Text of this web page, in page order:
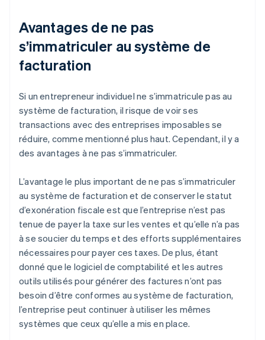
Avantages de ne pas
s’immatriculer au système de
facturation
Si un entrepreneur individuel ne s’immatricule pas au
système de facturation, il risque de voir ses
transactions avec des entreprises imposables se
réduire, comme mentionné plus haut. Cependant, il y a
des avantages à ne pas s’immatriculer.
L’avantage le plus important de ne pas s’immatriculer
au système de facturation et de conserver le statut
d’exonération fiscale est que l’entreprise n’est pas
tenue de payer la taxe sur les ventes et qu’elle n’a pas
à se soucier du temps et des efforts supplémentaires
nécessaires pour payer ces taxes. De plus, étant
donné que le logiciel de comptabilité et les autres
outils utilisés pour générer des factures n’ont pas
besoin d’être conformes au système de facturation,
l’entreprise peut continuer à utiliser les mêmes
systèmes que ceux qu’elle a mis en place.